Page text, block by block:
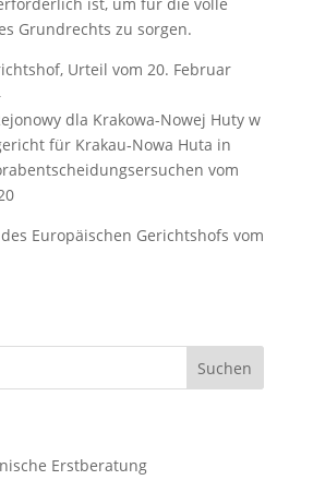
Grundrechts zu sorgen.
Urteil vom 20. Februar
dla Krakowa-Nowej Huty w
für Krakau‑Nowa Huta in
vom
Europäischen Gerichtshofs vom
Erstberatung